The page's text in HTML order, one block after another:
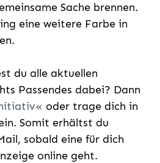
Sache brennen.
eine weitere Farbe in
du alle aktuellen
Passendes dabei? Dann
oder trage dich in
Somit erhältst du
sobald eine für dich
online geht.